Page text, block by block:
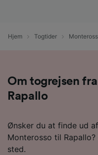
Hjem Togtider
Om togrejsen
Rapallo
Ønsker du at finde ud
Monterosso til
sted.